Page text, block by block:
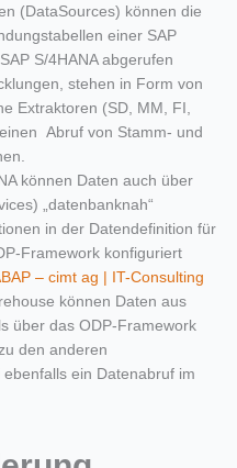
(DataSources) können die
einer SAP
S/4HANA abgerufen
stehen in Form von
Extraktoren (SD, MM, FI,
Abruf von Stamm- und
können Daten auch über
„datenbanknah“
in der Datendefinition für
Framework konfiguriert
– cimt ag | IT-Consulting
können Daten aus
über das ODP-Framework
den anderen
ein Datenabruf im